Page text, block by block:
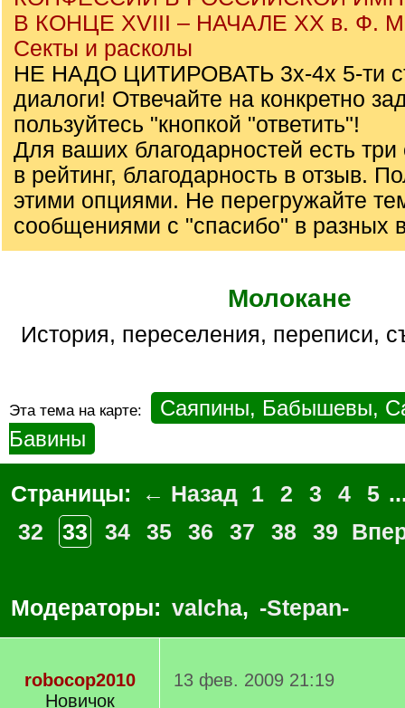
В КОНЦЕ XVIII – НАЧАЛЕ ХХ в. Ф.
Секты и расколы
НЕ НАДО ЦИТИРОВАТЬ 3х-4х 5-ти
диалоги! Отвечайте на конкретно
пользуйтесь "кнопкой "ответить"!
Для ваших благодарностей есть
в рейтинг, благодарность в отзыв.
этими опциями. Не перегружайте
сообщениями с "спасибо" в разных
Молокане
история, переселения, переписи,
Эта тема на карте:
Саяпины, Бабышевы,
Бавины
Страницы: ← Назад 1 2 3 4 5
32
33 34 35 36 37 38 39
Модераторы: valcha, -Stepan-
robocop2010
Новичок
13 фев. 2009 21:19